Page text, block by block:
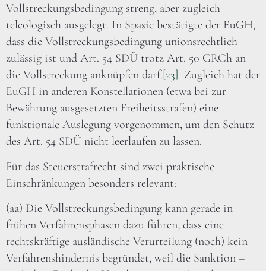
Vollstreckungsbedingung streng, aber zugleich
teleologisch ausgelegt. In Spasic bestätigte der EuGH,
dass die Vollstreckungsbedingung unionsrechtlich
zulässig ist und Art. 54 SDÜ trotz Art. 50 GRCh an
die Vollstreckung anknüpfen darf.[23] Zugleich hat der
EuGH in anderen Konstellationen (etwa bei zur
Bewährung ausgesetzten Freiheitsstrafen) eine
funktionale Auslegung vorgenommen, um den Schutz
des Art. 54 SDÜ nicht leerlaufen zu lassen.
Für das Steuerstrafrecht sind zwei praktische
Einschränkungen besonders relevant:
(aa) Die Vollstreckungsbedingung kann gerade in
frühen Verfahrensphasen dazu führen, dass eine
rechtskräftige ausländische Verurteilung (noch) kein
Verfahrenshindernis begründet, weil die Sanktion –